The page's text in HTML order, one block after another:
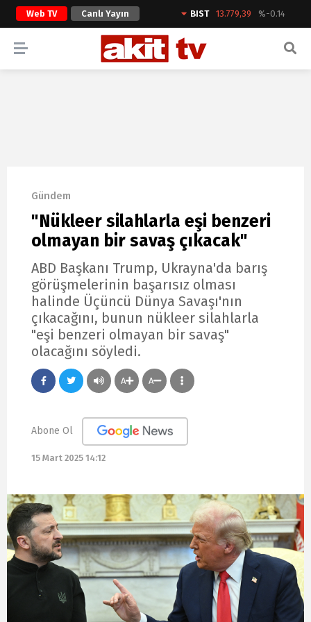
Web TV Canlı Yayın BIST 13.779,39 %-0.14
ARAMA YAP
Gündem
"Nükleer silahlarla eşi benzeri
olmayan bir savaş çıkacak"
ABD Başkanı Trump, Ukrayna'da barış
görüşmelerinin başarısız olması
halinde Üçüncü Dünya Savaşı'nın
çıkacağını, bunun nükleer silahlarla
"eşi benzeri olmayan bir savaş"
olacağını söyledi.
A A
Abone Ol
15 Mart 2025 14:12